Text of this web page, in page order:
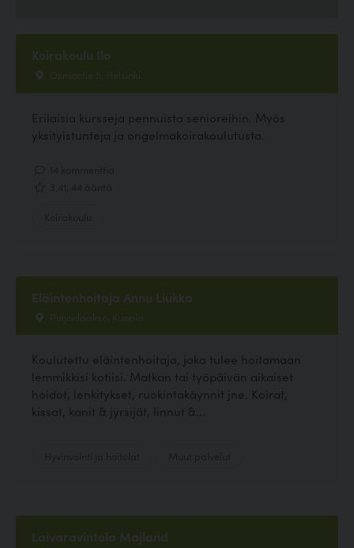
Koirakoulu Ilo
Osmontie 5, Helsinki
Erilaisia kursseja pennuista senioreihin. Myös
yksityistunteja ja ongelmakoirakoulutusta.
Eläintenhoitaja Annu Liukka
Puijonlaakso, Kuopio
Koulutettu eläintenhoitaja, joka tulee hoitamaan
lemmikkisi kotiisi. Matkan tai työpäivän aikaiset
hoidot, lenkitykset, ruokintakäynnit jne. Koirat,
kissat, kanit & jyrsijät, linnut &...
Laivaravintola Majland